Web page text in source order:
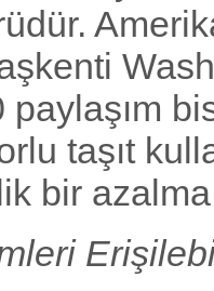
paylaşım
taşıt
bir azalma